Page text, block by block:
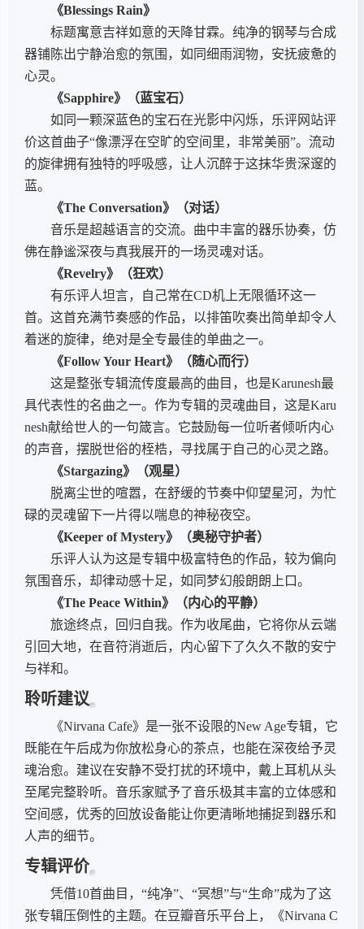
《Blessings Rain》
标题寓意吉祥如意的天降甘霖。纯净的钢琴与合成
器铺陈出宁静治愈的氛围，如同细雨润物，安抚疲惫的
心灵。
《Sapphire》（蓝宝石）
如同一颗深蓝色的宝石在光影中闪烁，乐评网站评
价这首曲子“像漂浮在空旷的空间里，非常美丽”。流动
的旋律拥有独特的呼吸感，让人沉醉于这抹华贵深邃的
蓝。
《The Conversation》（对话）
音乐是超越语言的交流。曲中丰富的器乐协奏，仿
佛在静谧深夜与真我展开的一场灵魂对话。
《Revelry》（狂欢）
有乐评人坦言，自己常在CD机上无限循环这一
首。这首充满节奏感的作品，以排笛吹奏出简单却令人
着迷的旋律，绝对是全专最佳的单曲之一。
《Follow Your Heart》（随心而行）
这是整张专辑流传度最高的曲目，也是Karunesh最
具代表性的名曲之一。作为专辑的灵魂曲目，这是Karu
nesh献给世人的一句箴言。它鼓励每一位听者倾听内心
的声音，摆脱世俗的桎梏，寻找属于自己的心灵之路。
《Stargazing》（观星）
脱离尘世的喧嚣，在舒缓的节奏中仰望星河，为忙
碌的灵魂留下一片得以喘息的神秘夜空。
《Keeper of Mystery》（奥秘守护者）
乐评人认为这是专辑中极富特色的作品，较为偏向
氛围音乐，却律动感十足，如同梦幻般朗朗上口。
《The Peace Within》（内心的平静）
旅途终点，回归自我。作为收尾曲，它将你从云端
引回大地，在音符消逝后，内心留下了久久不散的安宁
与祥和。
聆听建议
《Nirvana Cafe》是一张不设限的New Age专辑，它
既能在午后成为你放松身心的茶点，也能在深夜给予灵
魂治愈。建议在安静不受打扰的环境中，戴上耳机从头
至尾完整聆听。音乐家赋予了音乐极其丰富的立体感和
空间感，优秀的回放设备能让你更清晰地捕捉到器乐和
人声的细节。
专辑评价
凭借10首曲目，“纯净”、“冥想”与“生命”成为了这
张专辑压倒性的主题。在豆瓣音乐平台上，《Nirvana C